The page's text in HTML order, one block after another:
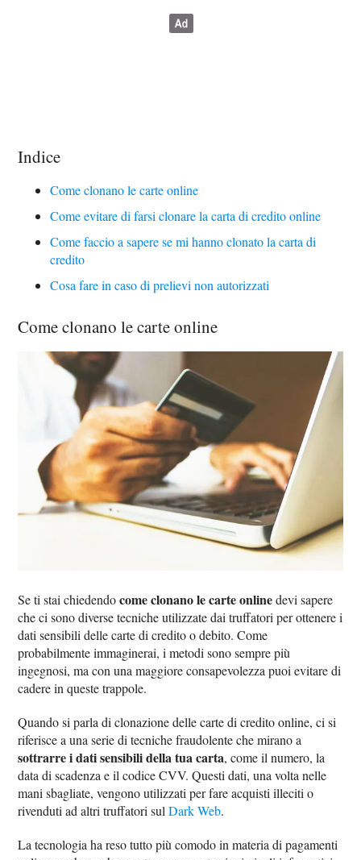
Indice
Come clonano le carte online
Come evitare di farsi clonare la carta di credito online
Come faccio a sapere se mi hanno clonato la carta di
credito
Cosa fare in caso di prelievi non autorizzati
Come clonano le carte online
Se ti stai chiedendocome clonano le carte onlinedevi sapere
che ci sono diverse tecniche utilizzate dai truffatori per ottenere i
dati sensibili delle carte di credito o debito. Come
probabilmente immaginerai, i metodi sono sempre più
ingegnosi, ma con una maggiore consapevolezza puoi evitare di
cadere in queste trappole.
Quando si parla di clonazione delle carte di credito online, ci si
riferisce a una serie di tecniche fraudolente che mirano a
sottrarre i dati sensibili della tua carta, come il numero, la
data di scadenza e il codice CVV. Questi dati, una volta nelle
mani sbagliate, vengono utilizzati per fare acquisti illeciti o
rivenduti ad altri truffatori sulDark Web.
La tecnologia ha reso tutto più comodo in materia di pagamenti